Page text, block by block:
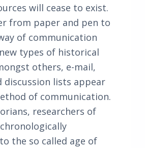
will cease to exist.
from paper and pen to
of communication
types of historical
others, e-mail,
discussion lists appear
of communication.
researchers of
the so called age of